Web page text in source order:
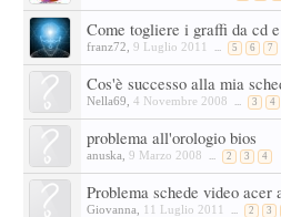
Come togliere i graffi da cd
franz72 9 Luglio 2011 ... 5 6 7
Cos'è successo alla mia
Nella69 4 Novembre 2008 ... 3 4
problema all'orologio bios
anuska 9 Marzo 2008 ... 2 3 4
Problema schede video acer
Giovanna 11 Luglio 2011 ... 2 3